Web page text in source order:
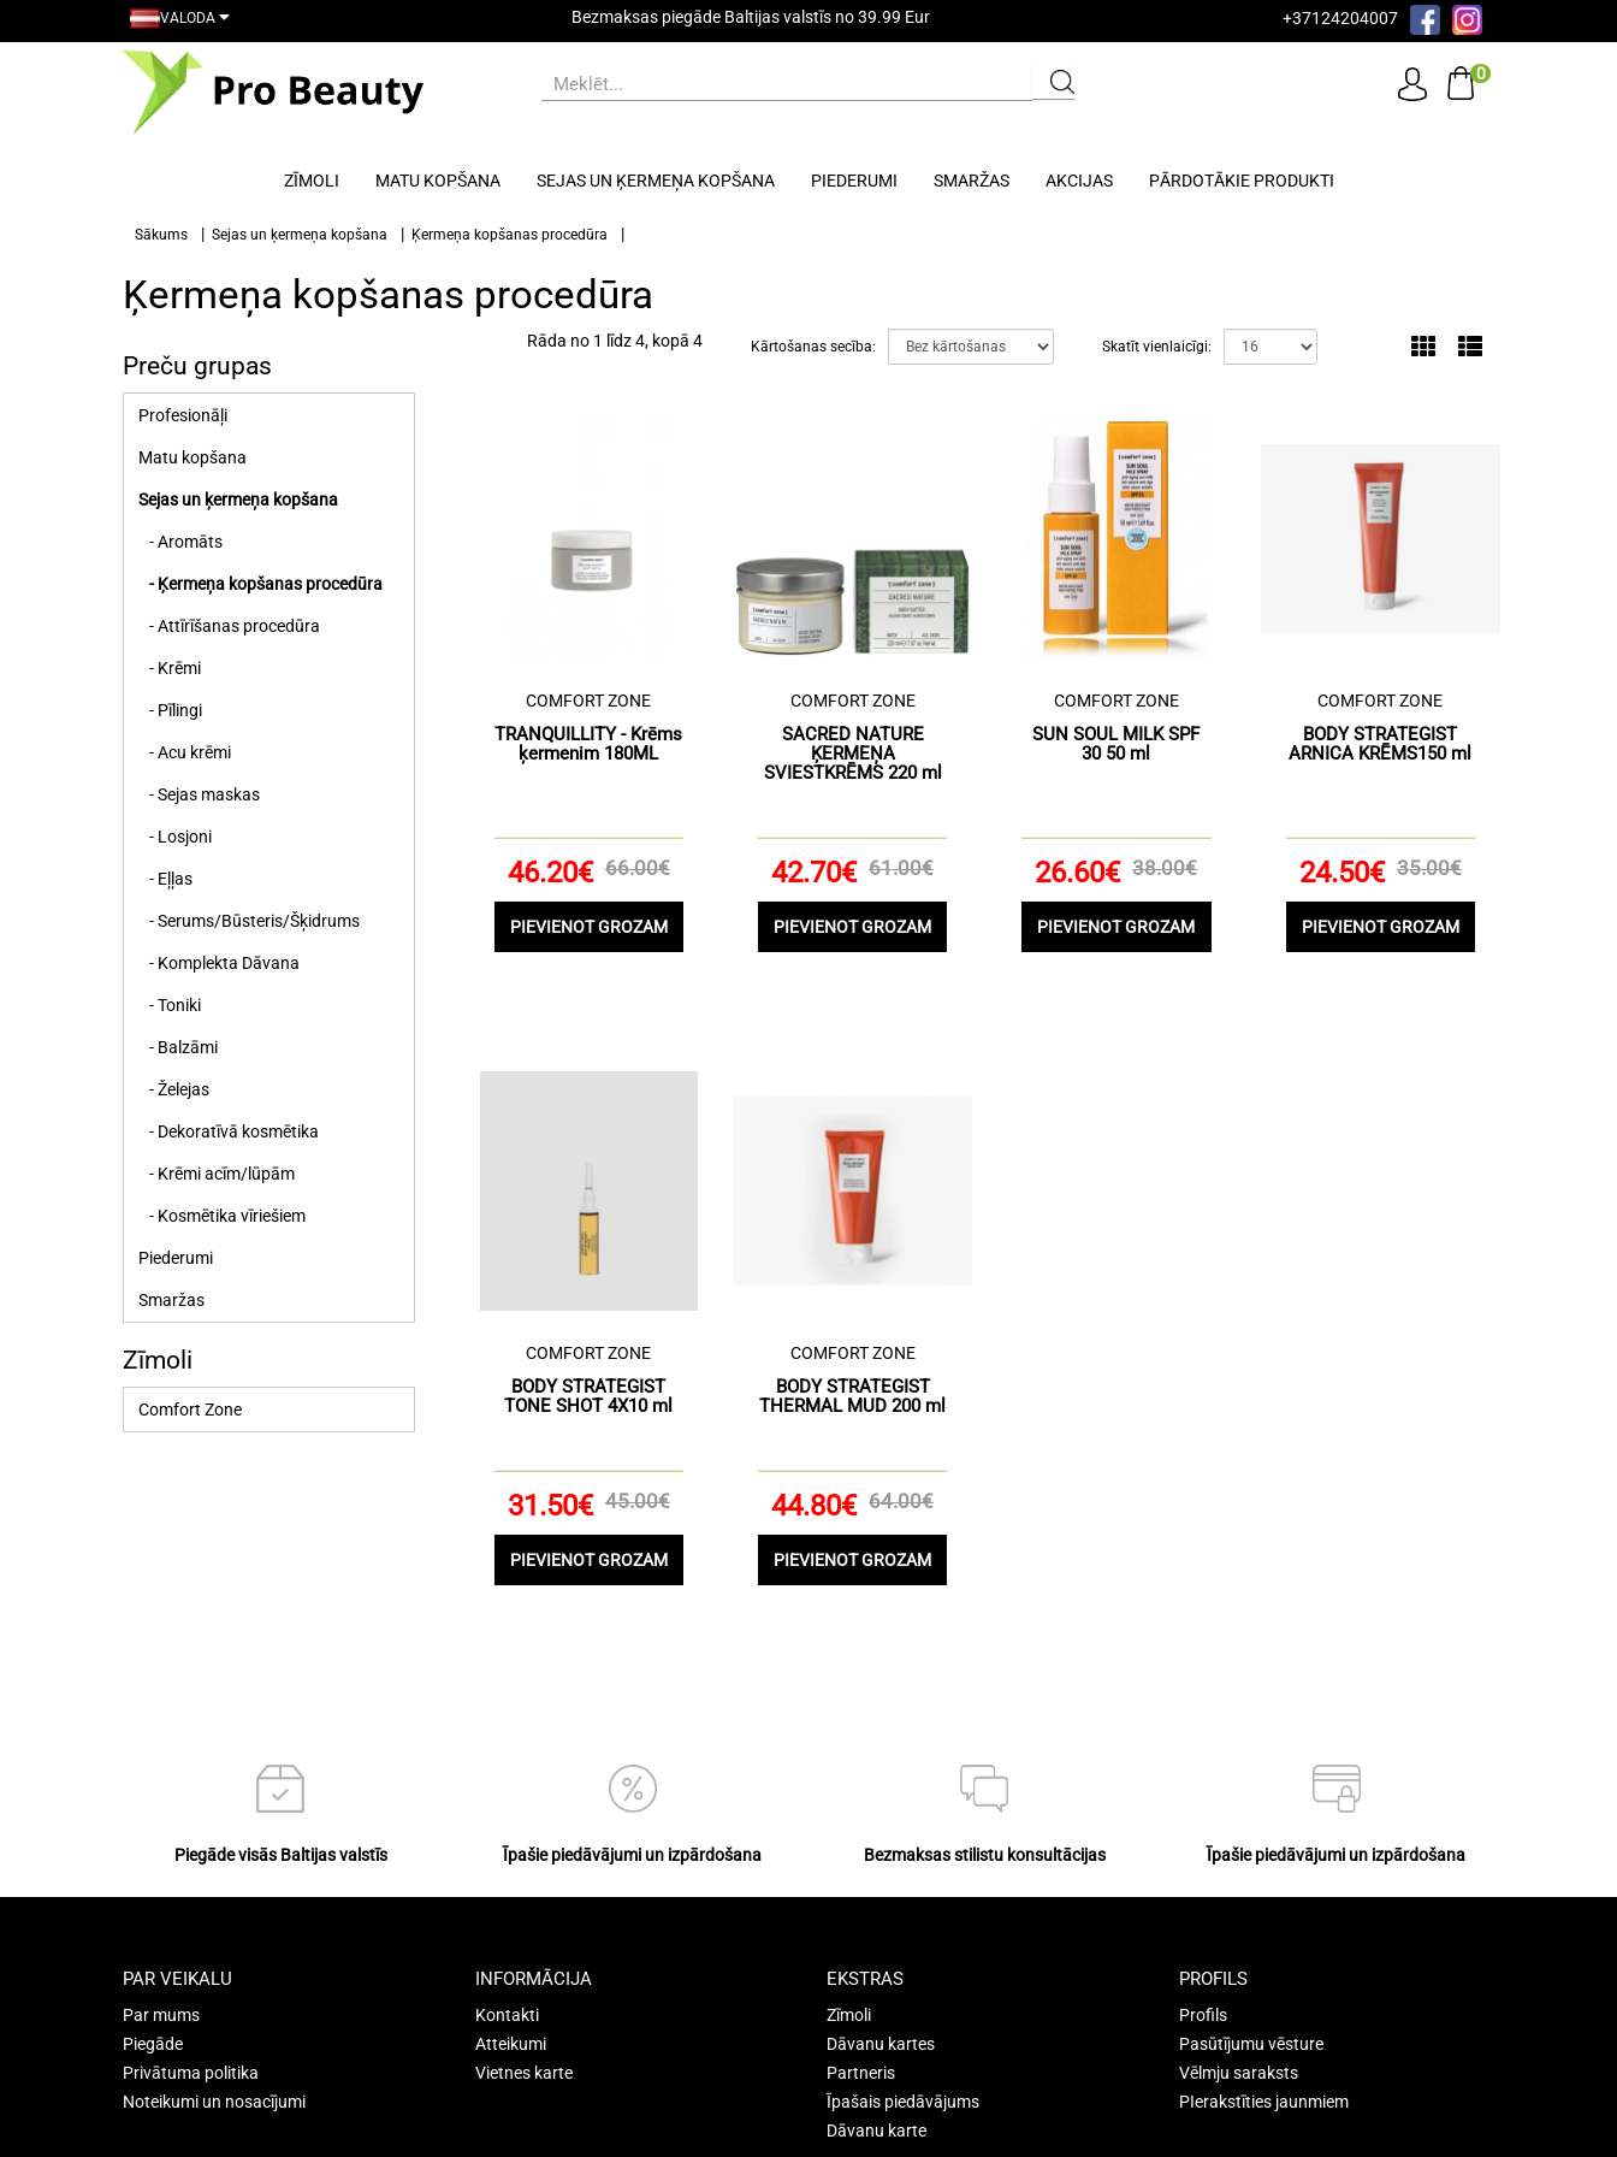
VALODA Bezmaksas piegāde Baltijas valstīs no 39.99 Eur +37124204007
0
ZĪMOLI MATU KOPŠANA SEJAS UN ĶERMEŅA KOPŠANA PIEDERUMI SMARŽAS AKCIJAS PĀRDOTĀKIE PRODUKTI
Sākums Sejas un ķermeņa kopšana Ķermeņa kopšanas procedūra
Ķermeņa kopšanas procedūra
Preču grupas
Profesionāļi
Matu kopšana
Sejas un ķermeņa kopšana
- Aromāts
- Ķermeņa kopšanas procedūra
- Attīrīšanas procedūra
- Krēmi
- Pīlingi
- Acu krēmi
- Sejas maskas
- Losjoni
- Eļļas
- Serums/Būsteris/Šķidrums
- Komplekta Dāvana
- Toniki
- Balzāmi
- Želejas
- Dekoratīvā kosmētika
- Krēmi acīm/lūpām
- Kosmētika vīriešiem
Piederumi
Smaržas
Zīmoli
Comfort Zone
Rāda no 1 līdz 4, kopā 4 Kārtošanas secība: Skatīt vienlaicīgi:
COMFORT ZONE
TRANQUILLITY - Krēms
ķermenim 180ML
46.20€ 66.00€
PIEVIENOT GROZAM
COMFORT ZONE
SACRED NATURE
ĶERMEŅA
SVIESTKRĒMS 220 ml
42.70€ 61.00€
PIEVIENOT GROZAM
COMFORT ZONE
SUN SOUL MILK SPF
30 50 ml
26.60€ 38.00€
PIEVIENOT GROZAM
COMFORT ZONE
BODY STRATEGIST
ARNICA KRĒMS150 ml
24.50€ 35.00€
PIEVIENOT GROZAM
COMFORT ZONE
BODY STRATEGIST
TONE SHOT 4X10 ml
31.50€ 45.00€
PIEVIENOT GROZAM
COMFORT ZONE
BODY STRATEGIST
THERMAL MUD 200 ml
44.80€ 64.00€
PIEVIENOT GROZAM
Piegāde visās Baltijas valstīs Īpašie piedāvājumi un izpārdošana Bezmaksas stilistu konsultācijas Īpašie piedāvājumi un izpārdošana
PAR VEIKALU
Par mums
Piegāde
Privātuma politika
Noteikumi un nosacījumi
INFORMĀCIJA
Kontakti
Atteikumi
Vietnes karte
EKSTRAS
Zīmoli
Dāvanu kartes
Partneris
Īpašais piedāvājums
Dāvanu karte
PROFILS
Profils
Pasūtījumu vēsture
Vēlmju saraksts
PIerakstīties jaunmiem